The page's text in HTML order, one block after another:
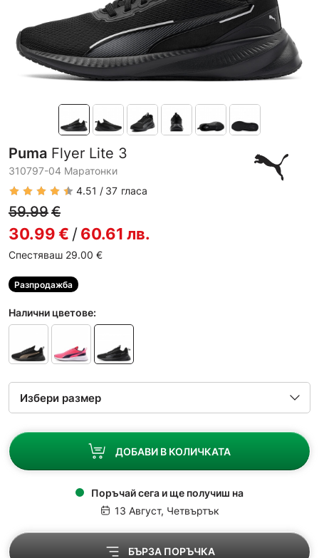
Puma Flyer Lite 3
310797-04 Маратонки
4.51
37 гласа
59.99€
30.99€ /60.61 лв.
Спестяваш 29.00 €
Разпродажба
Налични цветове:
ДОБАВИ В КОЛИЧКАТА
Поръчай сега и ще получиш на
13 Август, Четвъртък
БЪРЗА ПОРЪЧКА